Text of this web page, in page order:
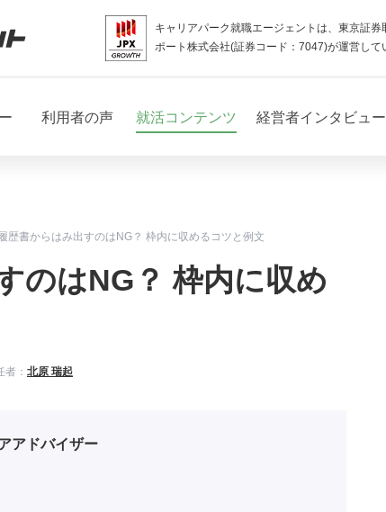
キャリアパーク就職エージェントは、東京証
ポート株式会社(証券コード：7047)が運営して
利用者の声 就活コンテンツ 経営者インタビュー
歴書からはみ出すのはNG？ 枠内に収めるコツと例文
のはNG？ 枠内に収め
： 北原 瑞起
アドバイザー